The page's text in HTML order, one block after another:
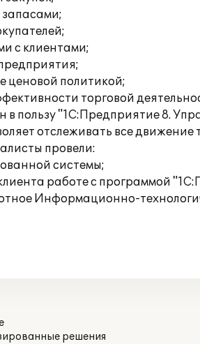
с клиентами;
ценовой политикой;
торговой
в пользу "1С:Предприятие 8.
отслеживать все
провели:
системы;
работе с программой
Информационно-
решения